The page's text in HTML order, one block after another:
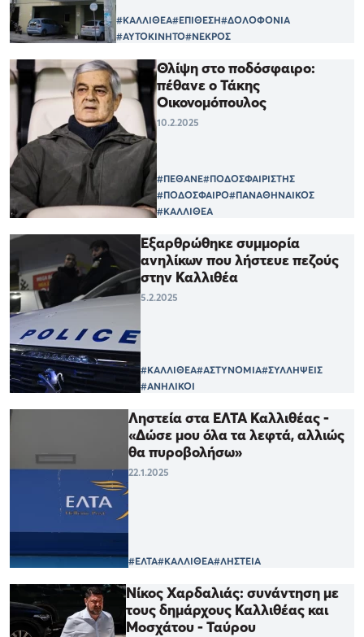
#ΚΑΛΛΙΘΕΑ#ΕΠΙΘΕΣΗ#ΔΟΛΟΦΟΝΙΑ
#ΑΥΤΟΚΙΝΗΤΟ#ΝΕΚΡΟΣ
Θλίψη στο ποδόσφαιρο:
πέθανε ο Τάκης
Οικονομόπουλος
10.2.2025
#ΠΕΘΑΝΕ#ΠΟΔΟΣΦΑΙΡΙΣΤΗΣ
#ΠΟΔΟΣΦΑΙΡΟ#ΠΑΝΑΘΗΝΑΙΚΟΣ
#ΚΑΛΛΙΘΕΑ
Εξαρθρώθηκε συμμορία
ανηλίκων που λήστευε πεζούς
στην Καλλιθέα
5.2.2025
#ΚΑΛΛΙΘΕΑ#ΑΣΤΥΝΟΜΙΑ#ΣΥΛΛΗΨΕΙΣ
#ΑΝΗΛΙΚΟΙ
Ληστεία στα ΕΛΤΑ Καλλιθέας -
«Δώσε μου όλα τα λεφτά, αλλιώς
θα πυροβολήσω»
22.1.2025
#ΕΛΤΑ#ΚΑΛΛΙΘΕΑ#ΛΗΣΤΕΙΑ
Νίκος Χαρδαλιάς: συνάντηση με
τους δημάρχους Καλλιθέας και
Μοσχάτου - Ταύρου